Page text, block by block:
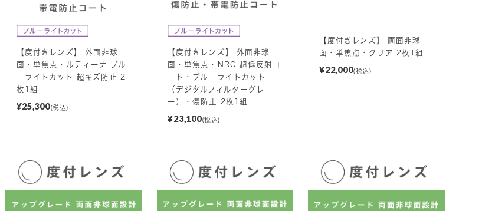
【度付きレンズ】 外面非球
面・単焦点・ルティーナ ブル
ーライトカット 超キズ防止 2
枚1組
¥25,300(税込)
【度付きレンズ】 外面非球
面・単焦点・NRC 超低反射コ
ート・ブルーライトカット
（デジタルフィルターグレ
ー）・傷防止 2枚1組
¥23,100(税込)
【度付きレンズ】 両面非球
面・単焦点・クリア 2枚1組
¥22,000(税込)